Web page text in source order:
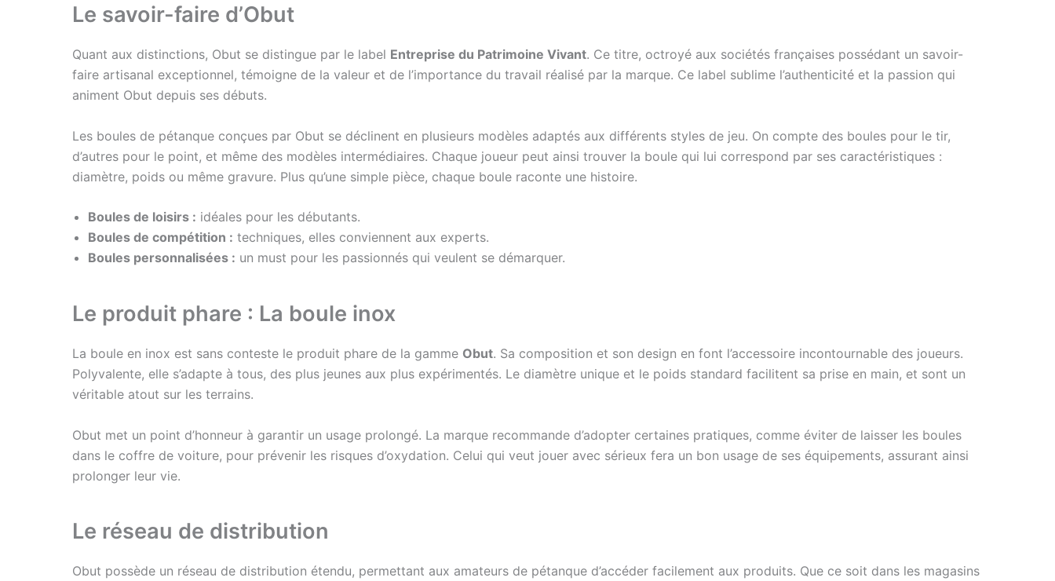
Le savoir-faire d’Obut
Quant aux distinctions, Obut se distingue par le label Entreprise du Patrimoine Vivant. Ce titre, octroyé aux sociétés françaises possédant un savoir-
faire artisanal exceptionnel, témoigne de la valeur et de l’importance du travail réalisé par la marque. Ce label sublime l’authenticité et la passion qui
animent Obut depuis ses débuts.
Les boules de pétanque conçues par Obut se déclinent en plusieurs modèles adaptés aux différents styles de jeu. On compte des boules pour le tir,
d’autres pour le point, et même des modèles intermédiaires. Chaque joueur peut ainsi trouver la boule qui lui correspond par ses caractéristiques :
diamètre, poids ou même gravure. Plus qu’une simple pièce, chaque boule raconte une histoire.
Boules de loisirs : idéales pour les débutants.
Boules de compétition : techniques, elles conviennent aux experts.
Boules personnalisées : un must pour les passionnés qui veulent se démarquer.
Le produit phare : La boule inox
La boule en inox est sans conteste le produit phare de la gamme Obut. Sa composition et son design en font l’accessoire incontournable des joueurs.
Polyvalente, elle s’adapte à tous, des plus jeunes aux plus expérimentés. Le diamètre unique et le poids standard facilitent sa prise en main, et sont un
véritable atout sur les terrains.
Obut met un point d’honneur à garantir un usage prolongé. La marque recommande d’adopter certaines pratiques, comme éviter de laisser les boules
dans le coffre de voiture, pour prévenir les risques d’oxydation. Celui qui veut jouer avec sérieux fera un bon usage de ses équipements, assurant ainsi
prolonger leur vie.
Le réseau de distribution
Obut possède un réseau de distribution étendu, permettant aux amateurs de pétanque d’accéder facilement aux produits. Que ce soit dans les magasins